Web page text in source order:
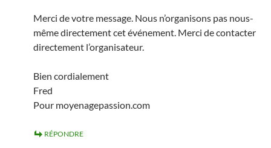
Merci de votre message. Nous n’organisons pas nous-
même directement cet événement. Merci de contacter
directement l’organisateur.
Bien cordialement
Fred
Pour moyenagepassion.com
RÉPONDRE